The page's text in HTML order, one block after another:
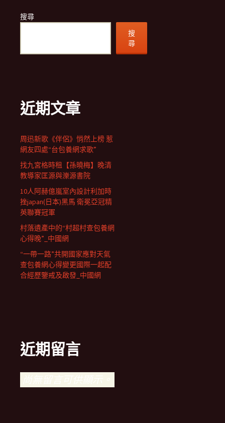
搜尋
搜
尋
近期文章
周迅新歌《伴侶》悄然上榜 惹
網友四處“台包養網求歌”
找九宮格時租【孫曉梅】晚清
教導家匡源與濼源書院
10人阿赫億嵐室內設計利加時
挫japan(日本)黑馬 衛冕亞冠精
英聯賽冠軍
村落遺產中的“村超村查包養網
心得晚”_中國網
“一帶一路”共開國家應對天氣
查包養網心得變更國際一起配
合經歷鑒戒及啟發_中國網
近期留言
尚無留言可供顯示。